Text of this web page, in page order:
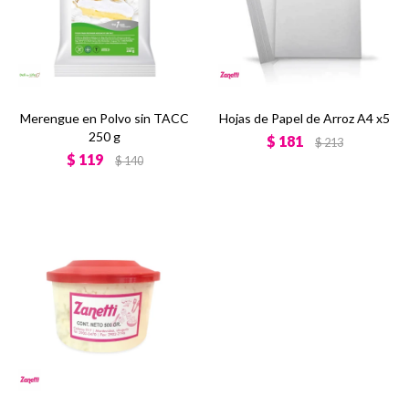
Merengue en Polvo sin TACC
250 g
$ 119 $140
Hojas de Papel de Arroz A4 x5
$ 181 $213